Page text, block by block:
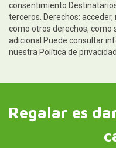
terceros. Derechos:
como otros derechos, como
adicional.Puede consultar
nuestra Política de
Regalar es